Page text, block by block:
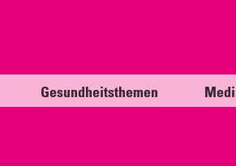
Gesundheitsthemen